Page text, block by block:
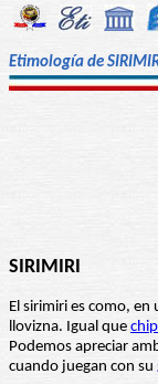
Etimología de
SIRIMIRI
El sirimiri es como, en
llovizna. Igual que
Podemos apreciar
cuando juegan con su